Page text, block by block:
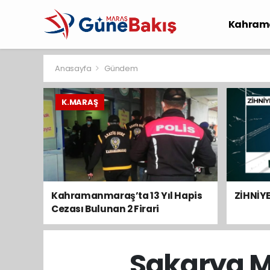
Anasayfa Gündem
K.MARAŞ
Kahramanmaraş’ta 13 Yıl Hapis
Cezası Bulunan 2 Firari
Yakalandı